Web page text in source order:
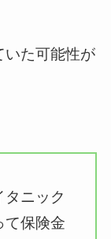
いた可能性が
ニック
て保険金